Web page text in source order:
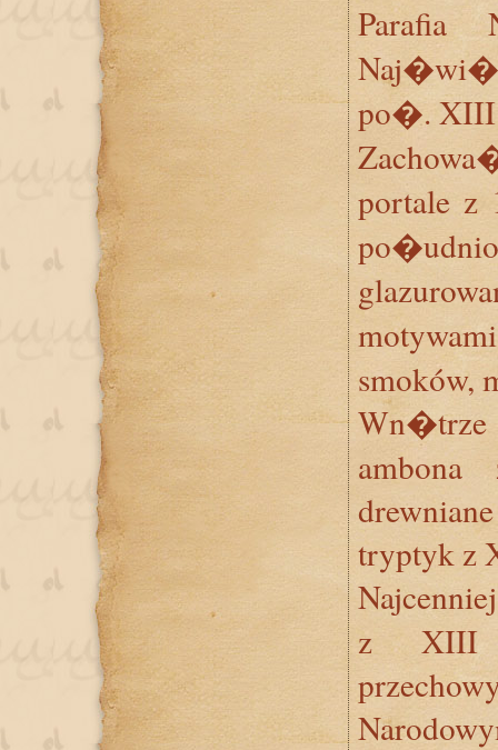
Parafia
po�. XIII
portale
smoków,
tryptyk z
z XIII